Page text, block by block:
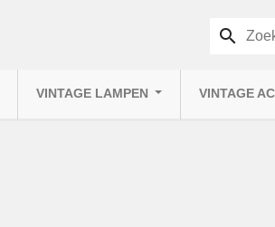
VINTAGE LAMPEN VINTAGE
search